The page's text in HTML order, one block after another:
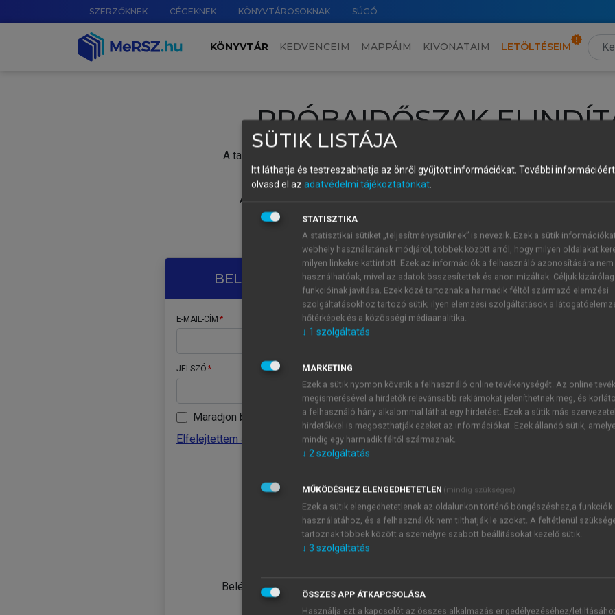
SZERZŐKNEK CÉGEKNEK KÖNYVTÁROSOKNAK SÚGÓ
KÖNYVTÁR KEDVENCEIM MAPPÁIM KIVONATAIM LETÖLTÉSEIM
PRÓBAIDŐSZAK
A tartalom megtekintéséhez lépj be a saját fiókoddal, iskolai azonosítóddal vagy
Új felhasználóként1 óra díjmentes hozzáférésrevagy
A próbaidőszak elindításához,
vagy hozz
A regisztráció után a
BELÉPÉS SAJÁT FIÓKKAL
E-MAIL-CÍM
JELSZÓ
Maradjon belépve
Elfelejtettem a jelszavamat
Belépés intézményi azonosítóval
ÚJ FIÓK
1 óra
JELSZÓ
Kérek értesítést a MeRSZ
Kérek értesítést az
SÜTIK LISTÁJA
Itt láthatja és testreszabhatja az önről gyűjtött információkat. További
olvasd el az adatvédelmi tájékoztatónkat.
STATISZTIKA
A statisztikai sütiket „teljesítménysütiknek” is nevezik. Ezek a sütik
webhely használatának módjáról, többek között arról, hogy milyen oldalakat
milyen linkekre kattintott. Ezek az információk a felhasználó azonosítására nem
használhatóak, mivel az adatok összesítettek és anonimizáltak. Céljuk
funkcióinak javítása. Ezek közé tartoznak a harmadik féltől származó elemzési
szolgáltatásokhoz tartozó sütik; ilyen elemzési szolgáltatások a
hőtérképek és a közösségi médiaanalitika.
↓ 1 szolgáltatás
MARKETING
Ezek a sütik nyomon követik a felhasználó online tevékenységét. Az online
megismerésével a hirdetők relevánsabb reklámokat jeleníthetnek meg, és
a felhasználó hány alkalommal láthat egy hirdetést. Ezek a sütik más
hirdetőkkel is megoszthatják ezeket az információkat. Ezek állandó sütik,
mindig egy harmadik féltől származnak.
↓ 2szolgáltatás
MŰKÖDÉSHEZ ELENGEDHETETLEN (mindig szükséges)
Ezek a sütik elengedhetetlenek az oldalunkon történő böngészéshez,a funkciók
használatához, és a felhasználók nem tilthatják le azokat. A feltétlenül
tartoznak többek között a személyre szabott beállításokat kezelő sütik.
↓ 3 szolgáltatás
ÖSSZES APP ÁTKAPCSOLÁSA
Használja ezt a kapcsolót az összes alkalmazás engedélyezéséhez/